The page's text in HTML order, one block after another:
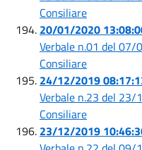
Consiliare
20/01/2020
Verbale n.01 del
Consiliare
24/12/2019
Verbale n.23 del
Consiliare
23/12/2019